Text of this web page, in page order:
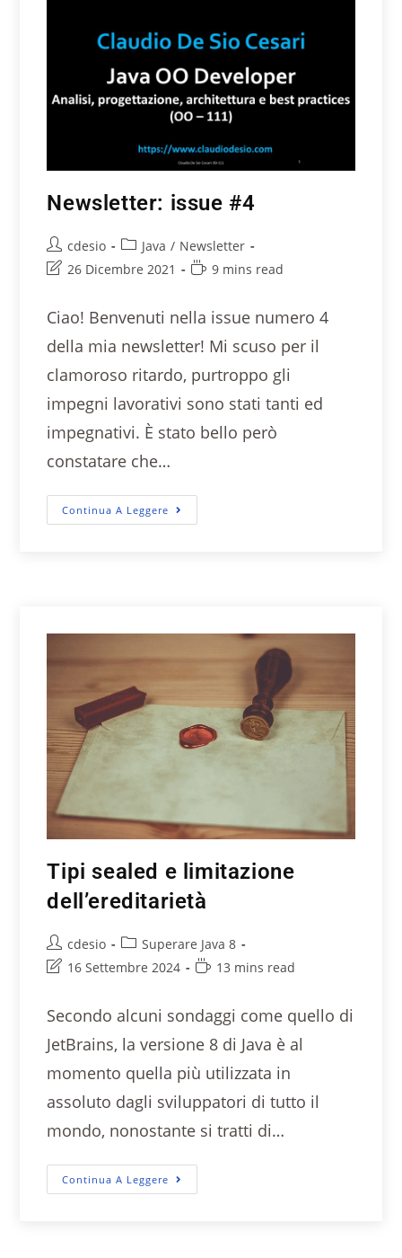
Newsletter: issue #4
cdesio Java / Newsletter
26 Dicembre 2021
9 mins read
Ciao! Benvenuti nella issue numero 4
della mia newsletter! Mi scuso per il
clamoroso ritardo, purtroppo gli
impegni lavorativi sono stati tanti ed
impegnativi. È stato bello però
constatare che…
Continua A Leggere
Tipi sealed e limitazione
dell’ereditarietà
cdesio
Superare Java 8
16 Settembre 2024
13 mins read
Secondo alcuni sondaggi come quello di
JetBrains, la versione 8 di Java è al
momento quella più utilizzata in
assoluto dagli sviluppatori di tutto il
mondo, nonostante si tratti di…
Continua A Leggere